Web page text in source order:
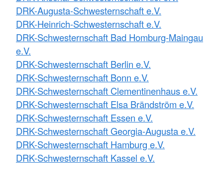
DRK-Augusta-Schwesternschaft e.V.
DRK-Heinrich-Schwesternschaft e.V.
DRK-Schwesternschaft Bad Homburg-Maingau
e.V.
DRK-Schwesternschaft Berlin e.V.
DRK-Schwesternschaft Bonn e.V.
DRK-Schwesternschaft Clementinenhaus e.V.
DRK-Schwesternschaft Elsa Brändström e.V.
DRK-Schwesternschaft Essen e.V.
DRK-Schwesternschaft Georgia-Augusta e.V.
DRK-Schwesternschaft Hamburg e.V.
DRK-Schwesternschaft Kassel e.V.